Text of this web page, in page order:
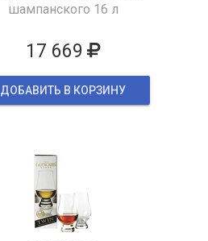
шампанского 16 л
17 669
ДОБАВИТЬ В КОРЗИНУ